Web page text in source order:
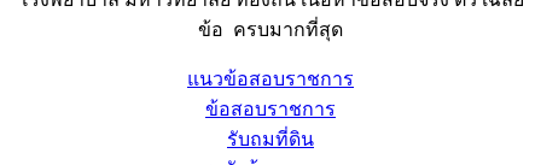
ข้อ ครบมากที่สุด
แนวข้อสอบราชการ
ข้อสอบราชการ
รับถมที่ดิน